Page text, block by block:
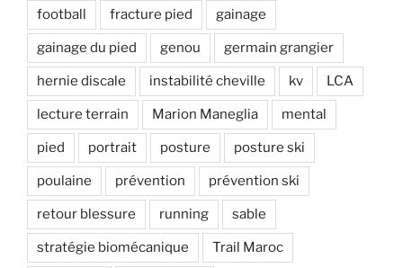
football fracture pied gainage
gainage du pied genou germain grangier
hernie discale instabilité cheville kv LCA
lecture terrain Marion Maneglia mental
pied portrait posture posture ski
poulaine prévention prévention ski
retour blessure running sable
stratégie biomécanique Trail Maroc